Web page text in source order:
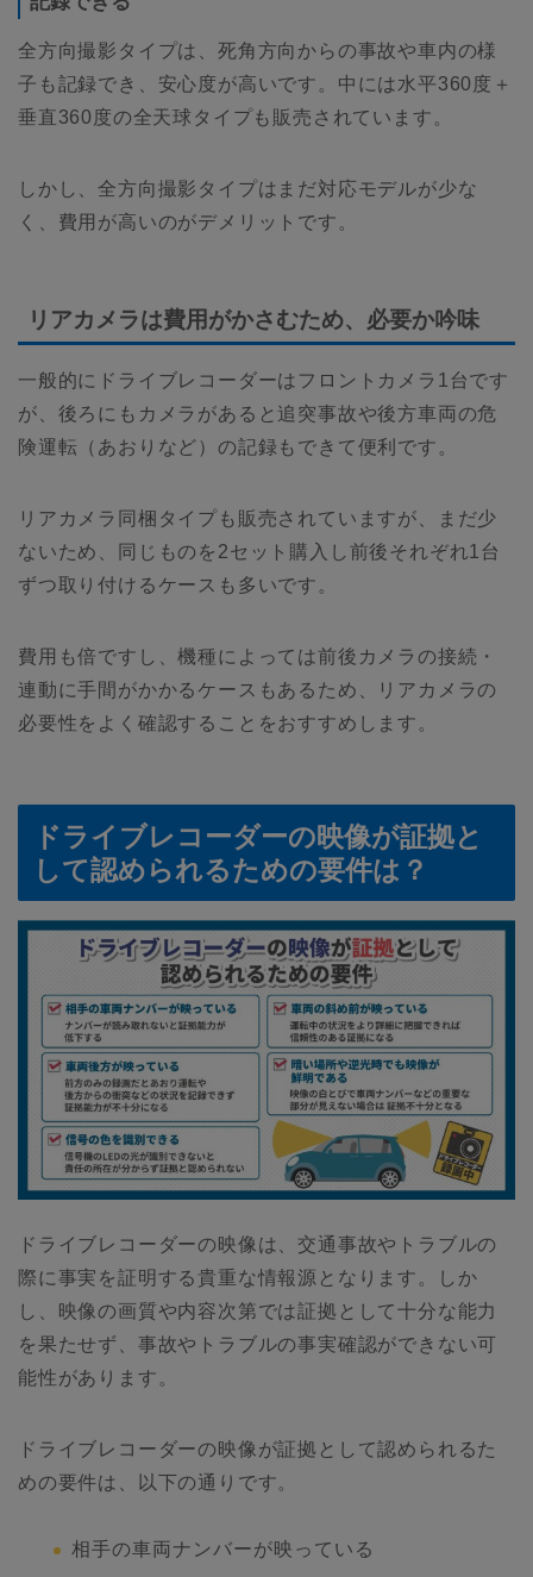
全方向撮影タイプは、死角方向からの事故や車内の様
子も記録でき、安心度が高いです。中には水平360度＋
垂直360度の全天球タイプも販売されています。
しかし、全方向撮影タイプはまだ対応モデルが少な
く、費用が高いのがデメリットです。
リアカメラは費用がかさむため、必要か吟味
一般的にドライブレコーダーはフロントカメラ1台です
が、後ろにもカメラがあると追突事故や後方車両の危
険運転（あおりなど）の記録もできて便利です。
リアカメラ同梱タイプも販売されていますが、まだ少
ないため、同じものを2セット購入し前後それぞれ1台
ずつ取り付けるケースも多いです。
費用も倍ですし、機種によっては前後カメラの接続・
連動に手間がかかるケースもあるため、リアカメラの
必要性をよく確認することをおすすめします。
ドライブレコーダーの映像が証拠と
して認められるための要件は？
ドライブレコーダーの映像は、交通事故やトラブルの
際に事実を証明する貴重な情報源となります。しか
し、映像の画質や内容次第では証拠として十分な能力
を果たせず、事故やトラブルの事実確認ができない可
能性があります。
ドライブレコーダーの映像が証拠として認められるた
めの要件は、以下の通りです。
相手の車両ナンバーが映っている